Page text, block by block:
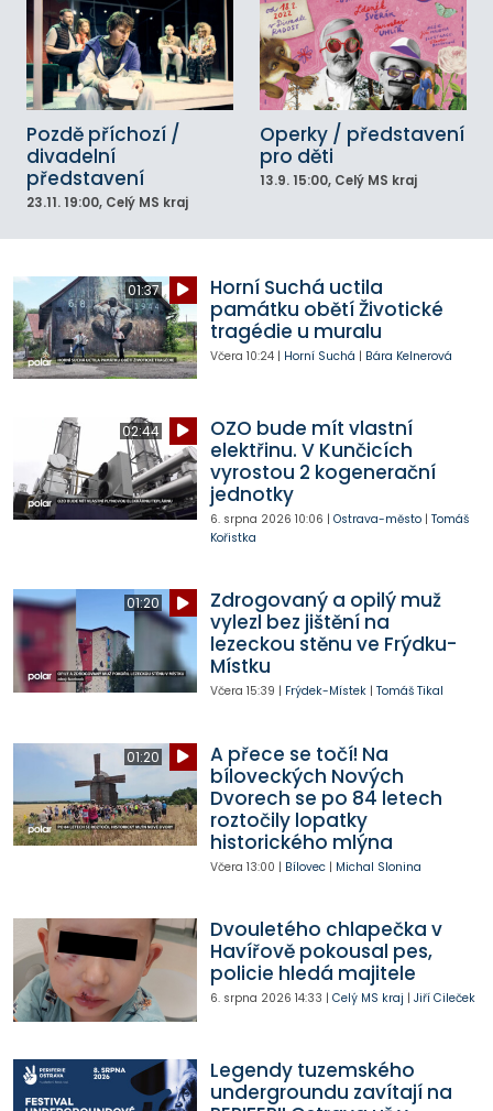
Pozdě příchozí /
divadelní
představení
23.11. 19:00, Celý MS kraj
Operky / představení
pro děti
13.9. 15:00, Celý MS kraj
01:37
Horní Suchá uctila
památku obětí Životické
tragédie u muralu
Včera 10:24| Horní Suchá | Bára Kelnerová
02:44
OZO bude mít vlastní
elektřinu. V Kunčicích
vyrostou 2 kogenerační
jednotky
6. srpna 2026 10:06 | Ostrava-město| Tomáš
Kořistka
01:20
Zdrogovaný a opilý muž
vylezl bez jištění na
lezeckou stěnu ve Frýdku-
Místku
Včera 15:39 | Frýdek-Místek| Tomáš Tikal
01:20
A přece se točí! Na
bíloveckých Nových
Dvorech se po 84 letech
roztočily lopatky
historického mlýna
Včera 13:00 | Bílovec| Michal Slonina
Dvouletého chlapečka v
Havířově pokousal pes,
policie hledá majitele
6. srpna 2026 14:33 | Celý MS kraj | Jiří Cileček
Legendy tuzemského
undergroundu zavítají na